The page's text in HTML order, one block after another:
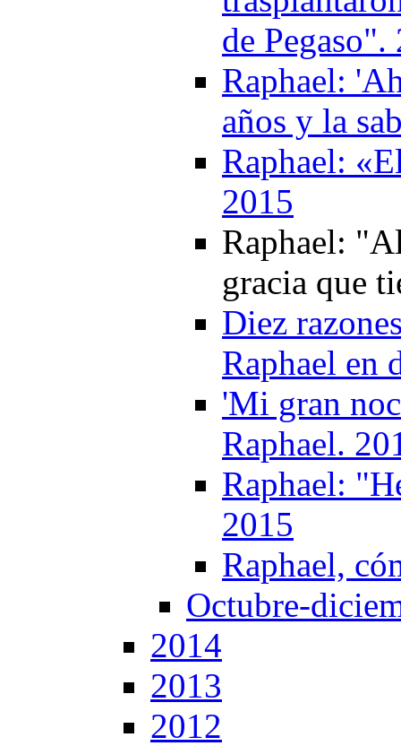
de Pegaso".
Raphael:
años y la
Raphael:
2015
Raphael:
gracia que
Diez
Raphael en
'Mi gran
Raphael.
Raphael:
2015
Raphael,
Octubre-
2014
2013
2012